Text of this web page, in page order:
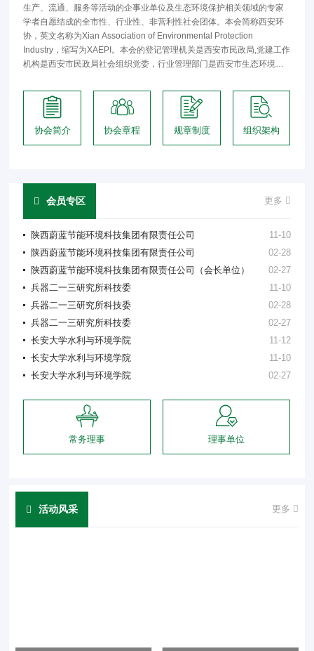
生产、流通、服务等活动的企事业单位及生态环境保护相关领域的专家
学者自愿结成的全市性、行业性、非营利性社会团体。本会简称西安环
协，英文名称为Xian Association of Environmental Protection
Industry，缩写为XAEPI。本会的登记管理机关是西安市民政局,党建工作
机构是西安市民政局社会组织党委，行业管理部门是西安市生态环境
和监督管理。本会共历经六届理事会，本届理事会系第...
协会简介 协会章程 规章制度 组织架构
会员专区 更多
陕西蔚蓝节能环境科技集团有限责任公司
11-10
陕西蔚蓝节能环境科技集团有限责任公司
02-28
陕西蔚蓝节能环境科技集团有限责任公司（会长单位）
02-27
兵器二一三研究所科技委
11-10
兵器二一三研究所科技委
02-28
兵器二一三研究所科技委
02-27
长安大学水利与环境学院
11-12
长安大学水利与环境学院
11-10
长安大学水利与环境学院
02-27
常务理事 理事单位
活动风采 更多